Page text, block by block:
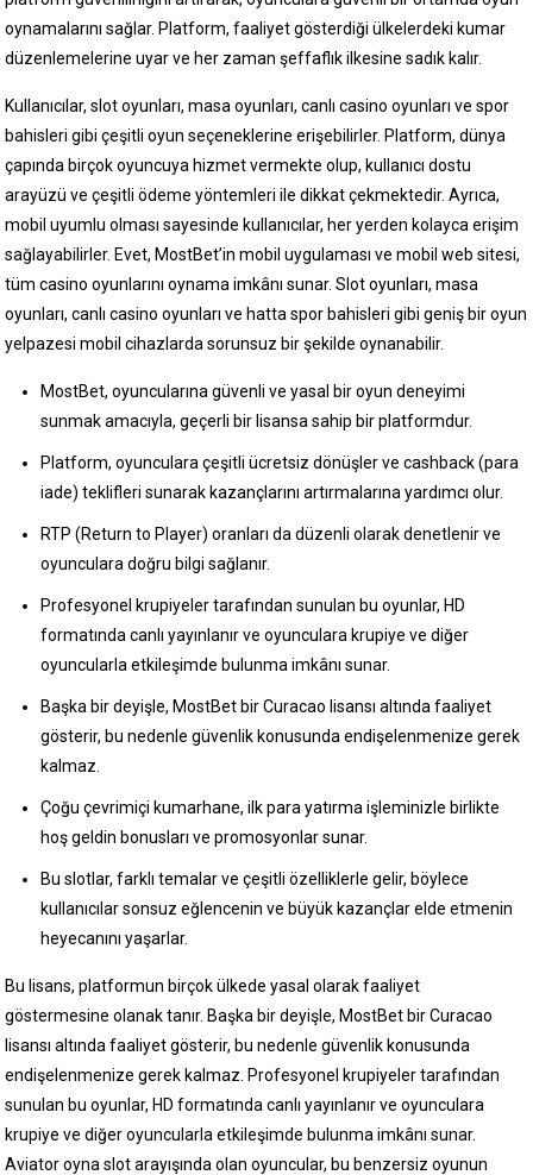
oynamalarını sağlar. Platform, faaliyet gösterdiği ülkelerdeki kumar
düzenlemelerine uyar ve her zaman şeffaflık ilkesine sadık kalır.
Kullanıcılar, slot oyunları, masa oyunları, canlı casino oyunları ve spor
bahisleri gibi çeşitli oyun seçeneklerine erişebilirler. Platform, dünya
çapında birçok oyuncuya hizmet vermekte olup, kullanıcı dostu
arayüzü ve çeşitli ödeme yöntemleri ile dikkat çekmektedir. Ayrıca,
mobil uyumlu olması sayesinde kullanıcılar, her yerden kolayca erişim
sağlayabilirler. Evet, MostBet’in mobil uygulaması ve mobil web sitesi,
tüm casino oyunlarını oynama imkânı sunar. Slot oyunları, masa
oyunları, canlı casino oyunları ve hatta spor bahisleri gibi geniş bir oyun
yelpazesi mobil cihazlarda sorunsuz bir şekilde oynanabilir.
MostBet, oyuncularına güvenli ve yasal bir oyun deneyimi
sunmak amacıyla, geçerli bir lisansa sahip bir platformdur.
Platform, oyunculara çeşitli ücretsiz dönüşler ve cashback (para
iade) teklifleri sunarak kazançlarını artırmalarına yardımcı olur.
RTP (Return to Player) oranları da düzenli olarak denetlenir ve
oyunculara doğru bilgi sağlanır.
Profesyonel krupiyeler tarafından sunulan bu oyunlar, HD
formatında canlı yayınlanır ve oyunculara krupiye ve diğer
oyuncularla etkileşimde bulunma imkânı sunar.
Başka bir deyişle, MostBet bir Curacao lisansı altında faaliyet
gösterir, bu nedenle güvenlik konusunda endişelenmenize gerek
kalmaz.
Çoğu çevrimiçi kumarhane, ilk para yatırma işleminizle birlikte
hoş geldin bonusları ve promosyonlar sunar.
Bu slotlar, farklı temalar ve çeşitli özelliklerle gelir, böylece
kullanıcılar sonsuz eğlencenin ve büyük kazançlar elde etmenin
heyecanını yaşarlar.
Bu lisans, platformun birçok ülkede yasal olarak faaliyet
göstermesine olanak tanır. Başka bir deyişle, MostBet bir Curacao
lisansı altında faaliyet gösterir, bu nedenle güvenlik konusunda
endişelenmenize gerek kalmaz. Profesyonel krupiyeler tarafından
sunulan bu oyunlar, HD formatında canlı yayınlanır ve oyunculara
krupiye ve diğer oyuncularla etkileşimde bulunma imkânı sunar.
Aviator oyna slot arayışında olan oyuncular, bu benzersiz oyunun